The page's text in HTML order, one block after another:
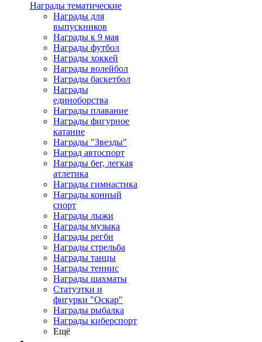
Награды тематические
Награды для
выпускников
Награды к 9 мая
Награды футбол
Награды хоккей
Награды волейбол
Награды баскетбол
Награды
единоборства
Награды плавание
Награды фигурное
катание
Награды "Звезды"
Наград автоспорт
Награды бег, легкая
атлетика
Награды гимнастика
Награды конный
спорт
Награды лыжи
Награды музыка
Награды регби
Награды стрельба
Награды танцы
Награды теннис
Награды шахматы
Статуэтки и
фигурки "Оскар"
Награды рыбалка
Награды киберспорт
Ещё